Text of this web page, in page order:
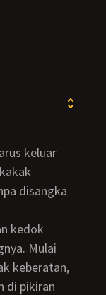
disangka
Mulai
keberatan,
di pikiran